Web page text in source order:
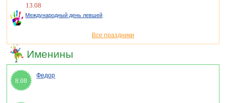
13.08
Международный день левшей
Все праздники
Именины
8.08
Федор